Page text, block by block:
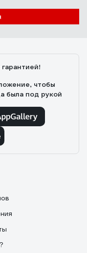
чтобы
была под рукой